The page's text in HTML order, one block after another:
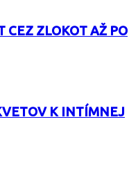
CEZ ZLOKOT AŽ PO
K INTÍMNEJ